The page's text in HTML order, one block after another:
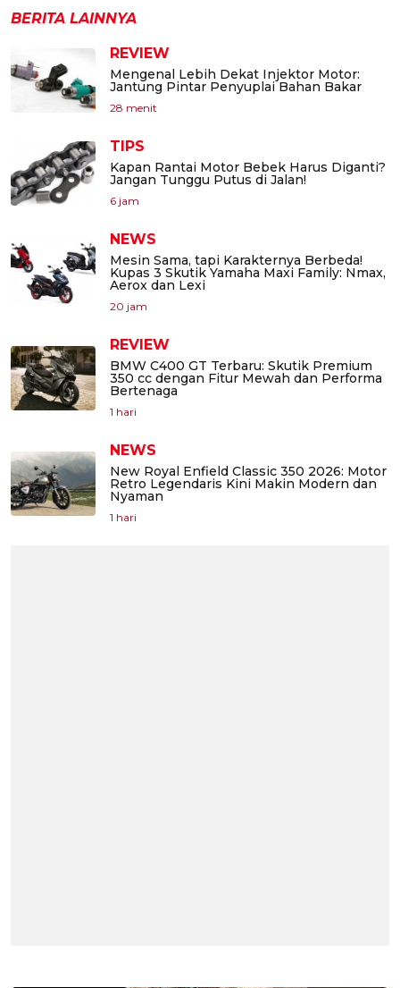
BERITA LAINNYA
REVIEW
Mengenal Lebih Dekat Injektor Motor:
Jantung Pintar Penyuplai Bahan Bakar
28 menit
TIPS
Kapan Rantai Motor Bebek Harus Diganti?
Jangan Tunggu Putus di Jalan!
6 jam
NEWS
Mesin Sama, tapi Karakternya Berbeda!
Kupas 3 Skutik Yamaha Maxi Family: Nmax,
Aerox dan Lexi
20 jam
REVIEW
BMW C400 GT Terbaru: Skutik Premium
350 cc dengan Fitur Mewah dan Performa
Bertenaga
1 hari
NEWS
New Royal Enfield Classic 350 2026: Motor
Retro Legendaris Kini Makin Modern dan
Nyaman
1 hari